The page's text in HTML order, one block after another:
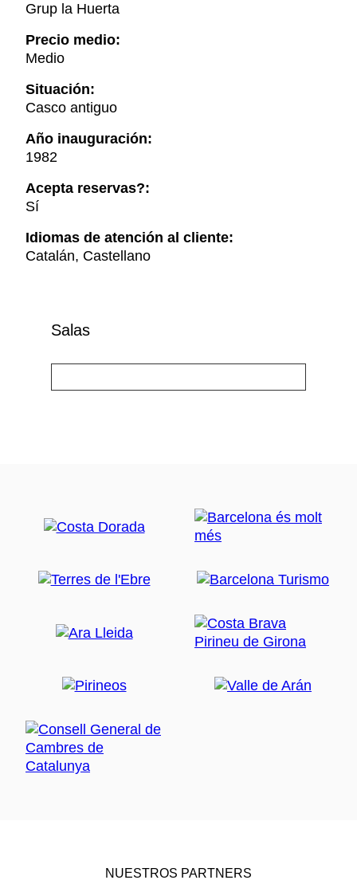
Grup la Huerta
Precio medio:
Medio
Situación:
Casco antiguo
Año inauguración:
1982
Acepta reservas?:
Sí
Idiomas de atención al cliente:
Catalán, Castellano
Salas
NUESTROS PARTNERS